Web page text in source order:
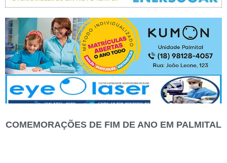
COMEMORAÇÕES DE FIM DE ANO EM PALMITAL